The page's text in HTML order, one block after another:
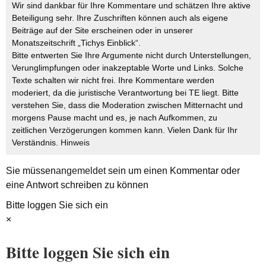
Wir sind dankbar für Ihre Kommentare und schätzen Ihre aktive
Beteiligung sehr. Ihre Zuschriften können auch als eigene
Beiträge auf der Site erscheinen oder in unserer
Monatszeitschrift „Tichys Einblick“.
Bitte entwerten Sie Ihre Argumente nicht durch Unterstellungen,
Verunglimpfungen oder inakzeptable Worte und Links. Solche
Texte schalten wir nicht frei. Ihre Kommentare werden
moderiert, da die juristische Verantwortung bei TE liegt. Bitte
verstehen Sie, dass die Moderation zwischen Mitternacht und
morgens Pause macht und es, je nach Aufkommen, zu
zeitlichen Verzögerungen kommen kann. Vielen Dank für Ihr
Verständnis. Hinweis
Sie müssenangemeldetsein um einen Kommentar oder
eine Antwort schreiben zu können
Bitte loggen Sie sich ein
×
Bitte loggen Sie sich ein